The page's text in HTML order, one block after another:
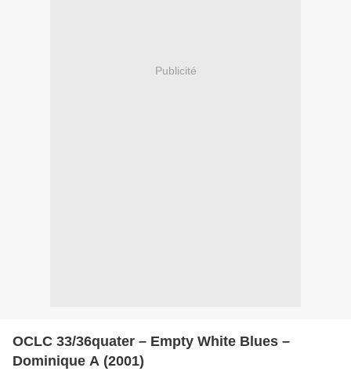
Publicité
OCLC 33/36quater – Empty White Blues –
Dominique A (2001)